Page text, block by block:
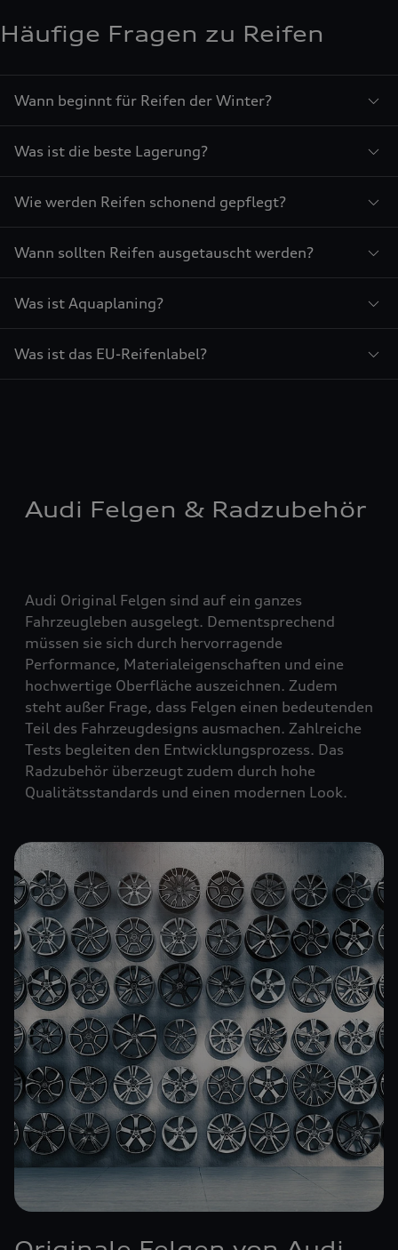
Häufige Fragen zu Reifen
Wann beginnt für Reifen der Winter?
Was ist die beste Lagerung?
Wie werden Reifen schonend gepflegt?
Wann sollten Reifen ausgetauscht werden?
Was ist Aquaplaning?
Was ist das EU-Reifenlabel?
Audi Felgen & Radzubehör
Audi Original Felgen sind auf ein ganzes
Fahrzeugleben ausgelegt. Dementsprechend
müssen sie sich durch hervorragende
Performance, Materialeigenschaften und eine
hochwertige Oberfläche auszeichnen. Zudem
steht außer Frage, dass Felgen einen bedeutenden
Teil des Fahrzeugdesigns ausmachen. Zahlreiche
Tests begleiten den Entwicklungsprozess. Das
Radzubehör überzeugt zudem durch hohe
Qualitätsstandards und einen modernen Look.